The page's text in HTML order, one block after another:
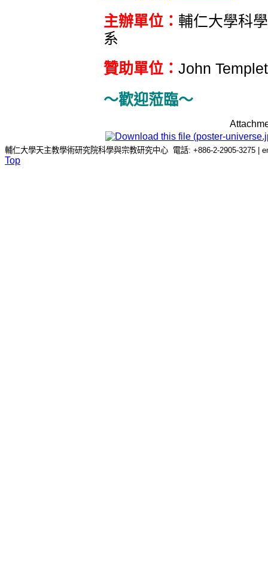
主辦單位： 輔仁大學科
系
贊助單位： John
～歡迎蒞臨～
輔仁大學天主教學術研究院科學與宗教研究中心 電話: +886-2-2905-3275 |
Top